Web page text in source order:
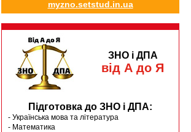
myzno.setstud.in.ua
ЗНО і ДПА
від А до Я
Підготовка до ЗНО і ДПА:
- Українська мова та література
- Математика